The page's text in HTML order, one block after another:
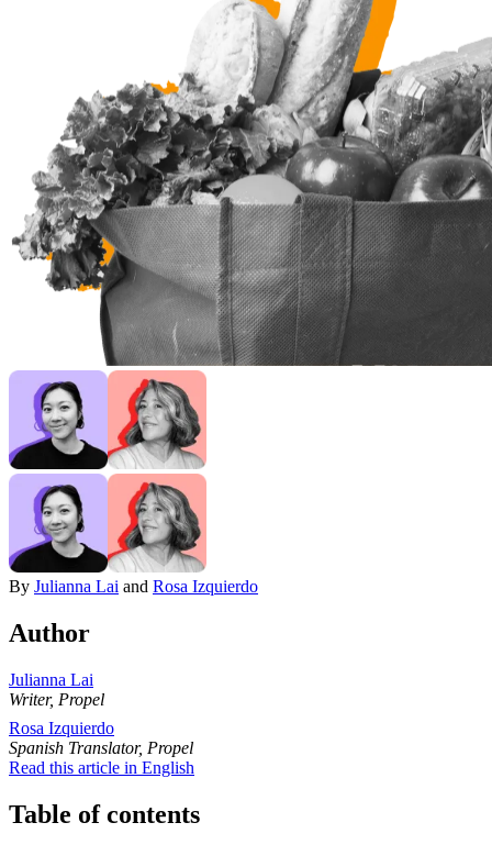
By Julianna Lai and Rosa Izquierdo
Author
Julianna Lai
Writer, Propel
Rosa Izquierdo
Spanish Translator, Propel
Read this article in English
Table of contents